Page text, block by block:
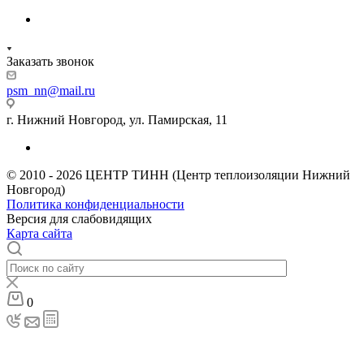
Заказать звонок
psm_nn@mail.ru
г. Нижний Новгород, ул. Памирская, 11
© 2010 - 2026 ЦЕНТР ТИНН (Центр теплоизоляции Нижний
Новгород)
Политика конфиденциальности
Версия для слабовидящих
Карта сайта
0